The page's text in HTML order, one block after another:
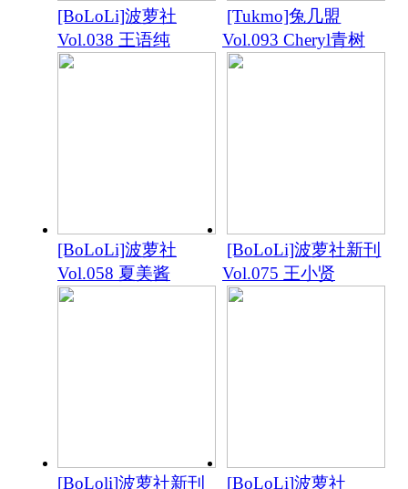
[BoLoLi]波萝社
Vol.038 王语纯
[Tukmo]兔几盟
Vol.093 Cheryl青树
[BoLoLi]波萝社
Vol.058 夏美酱
[BoLoLi]波萝社新刊
Vol.075 王小贤
[BoLoli]波萝社新刊
[BoLoLi]波萝社